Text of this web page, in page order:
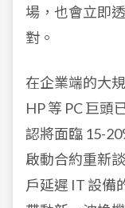
場，也會立即
對。
在企業端的大
HP 等 PC 巨頭
認將面臨 15-
啟動合約重新
戶延遲 IT 設備